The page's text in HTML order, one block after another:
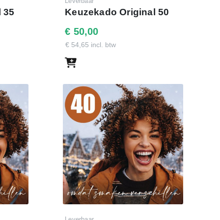
35 Keuzekado Original 50
€ 50,00
€ 54,65 incl. btw